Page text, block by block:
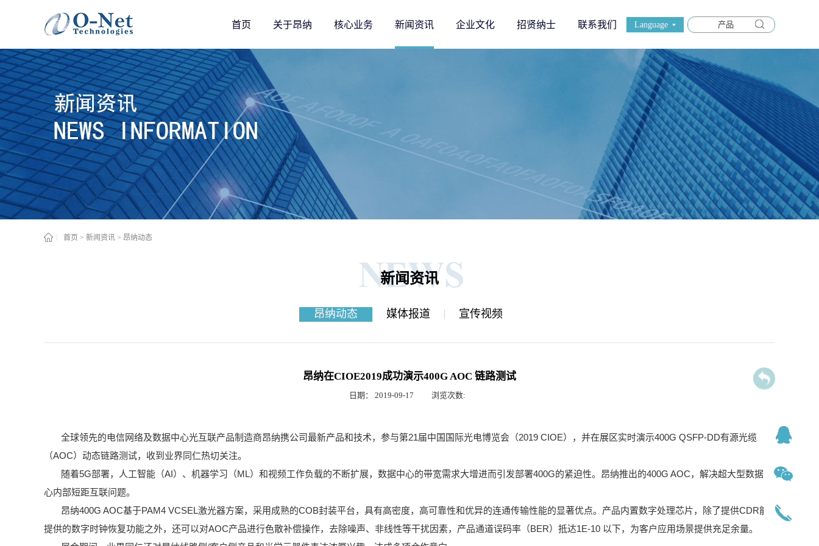
Language
首页 关于昂纳 核心业务 新闻资讯 企业文化 招贤纳士 联系我们
首页 > 新闻资讯 > 昂纳动态
新闻资讯
昂纳动态 媒体报道 宣传视频
昂纳在CIOE2019成功演示400G AOC 链路测试
日期： 2019-09-17 浏览次数:
全球领先的电信网络及数据中心光互联产品制造商昂纳携公司最新产品和技术，参与第21届中国国际光电博览会（2019 CIOE），并在展区实时演示400G QSFP-DD有源光缆
（AOC）动态链路测试，收到业界同仁热切关注。
随着5G部署，人工智能（AI）、机器学习（ML）和视频工作负载的不断扩展，数据中心的带宽需求大增进而引发部署400G的紧迫性。昂纳推出的400G AOC，解决超大型数据中
心内部短距互联问题。
昂纳400G AOC基于PAM4 VCSEL激光器方案，采用成熟的COB封装平台，具有高密度，高可靠性和优异的连通传输性能的显著优点。产品内置数字处理芯片，除了提供CDR能
提供的数字时钟恢复功能之外，还可以对AOC产品进行色散补偿操作，去除噪声、非线性等干扰因素，产品通道误码率（BER）抵达1E-10 以下，为客户应用场景提供充足余量。